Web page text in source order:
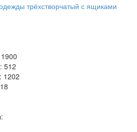
трёхстворчатый с ящиками
512
1202